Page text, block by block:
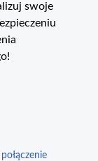
swoje